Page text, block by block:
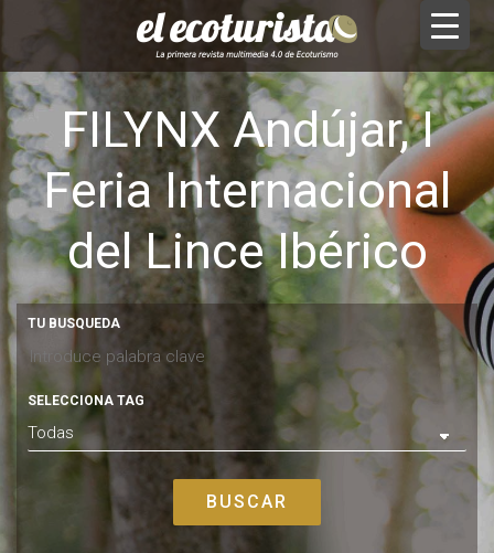
FILYNX Andújar, I
Feria Internacional
del Lince Ibérico
TU BUSQUEDA
SELECCIONA TAG